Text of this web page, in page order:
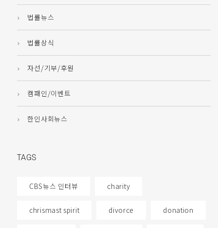
법률뉴스
법률상식
자선/기부/후원
캠패인/이벤트
한인사회뉴스
TAGS
CBS뉴스 인터뷰 charity
chrismast spirit divorce donation